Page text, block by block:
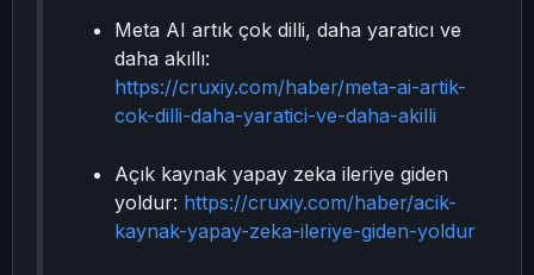
Meta AI artık çok dilli, daha yaratıcı ve
daha akıllı:
https://cruxiy.com/haber/meta-ai-artik-
cok-dilli-daha-yaratici-ve-daha-akilli
Açık kaynak yapay zeka ileriye giden
yoldur: https://cruxiy.com/haber/acik-
kaynak-yapay-zeka-ileriye-giden-yoldur